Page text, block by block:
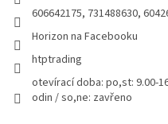
606642175, 731488630,
Horizon na Facebooku
htptrading
otevírací doba: po,st: 9.00-
odin / so,ne: zavřeno